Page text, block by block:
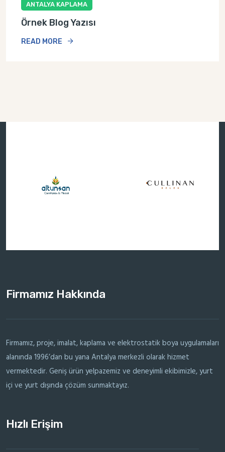
ANTALYA KAPLAMA
Örnek Blog Yazısı
READ MORE
Firmamız Hakkında
Firmamız, proje, imalat, kaplama ve elektrostatik boya uygulamaları
alanında 1996’dan bu yana Antalya merkezli olarak hizmet
vermektedir. Geniş ürün yelpazemiz ve deneyimli ekibimizle, yurt
içi ve yurt dışında çözüm sunmaktayız.
Hızlı Erişim